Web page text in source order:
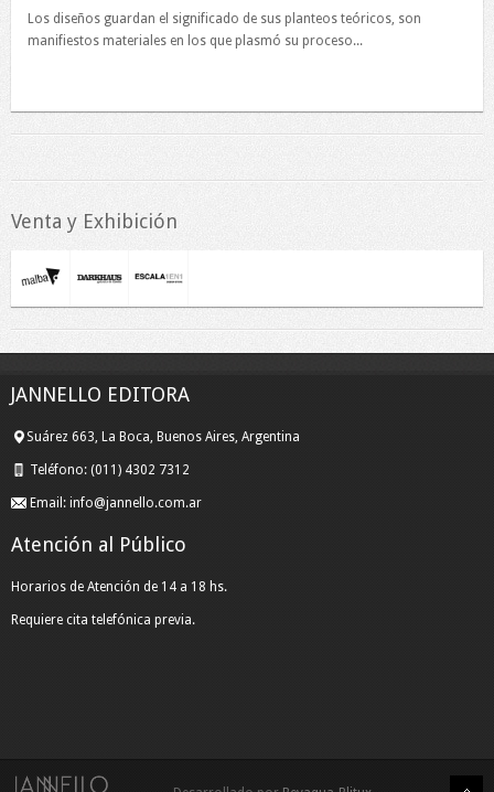
Los diseños guardan el significado de sus planteos teóricos, son
manifiestos materiales en los que plasmó su proceso...
Venta y Exhibición
JANNELLO EDITORA
Suárez 663, La Boca, Buenos Aires, Argentina
Teléfono: (011) 4302 7312
Email: info@jannello.com.ar
Atención al Público
Horarios de Atención de 14 a 18 hs.
Requiere cita telefónica previa.